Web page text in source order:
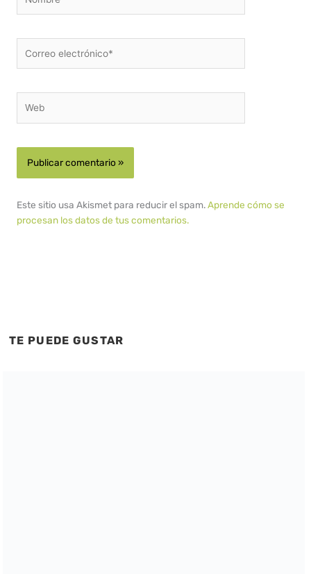
electrónico*
Este sitio usa Akismet para reducir el spam.Aprende cómo se
procesan los datos de tus comentarios.
TE PUEDE GUSTAR